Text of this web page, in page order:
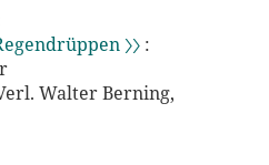
〉〉 :
Walter Berning,